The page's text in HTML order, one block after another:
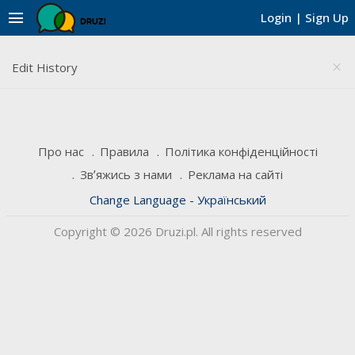
Login | Sign Up
menu
close
Edit History
Про нас Правила
Політика конфіденційності
Звʼяжись з нами
Реклама на сайті
Change Language - Український
Copyright © 2026 Druzi.pl. All rights reserved